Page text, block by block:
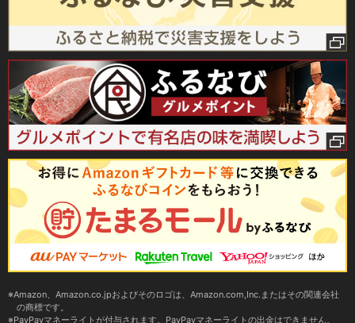
Amazon、Amazon.co.jpおよびそのロゴは、Amazon.com,Inc.またはその関連会社
の商標です。
PayPayマネーライトが付与されます。PayPayマネーライトの出金はできません。